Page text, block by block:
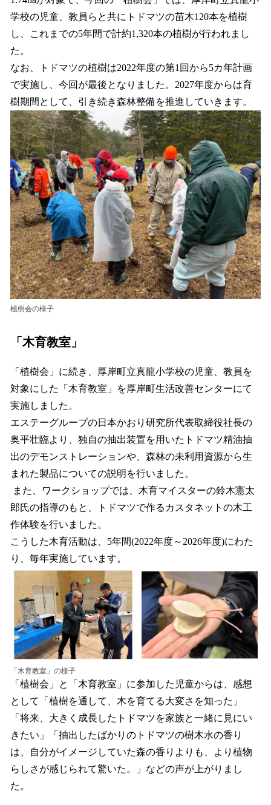
学校の児童、教員らと共にトドマツの苗木120本を植樹
し、これまでの5年間で計約1,320本の植樹が行われまし
た。
なお、トドマツの植樹は2022年度の第1回から5カ年計画
で実施し、今回が最後となりました。2027年度からは育
樹期間として、引き続き森林整備を推進していきます。
植樹会の様子
「木育教室」
「植樹会」に続き、厚岸町立真龍小学校の児童、教員を
対象にした「木育教室」を厚岸町生活改善センターにて
実施しました。
エステーグループの日本かおり研究所代表取締役社長の
奥平壮臨より、独自の抽出装置を用いたトドマツ精油抽
出のデモンストレーションや、森林の未利用資源から生
まれた製品についての説明を行いました。
また、ワークショップでは、木育マイスターの鈴木憲太
郎氏の指導のもと、トドマツで作るカスタネットの木工
作体験を行いました。
こうした木育活動は、5年間(2022年度～2026年度)にわた
り、毎年実施しています。
「木育教室」の様子
「植樹会」と「木育教室」に参加した児童からは、感想
として「植樹を通して、木を育てる大変さを知った」
「将来、大きく成長したトドマツを家族と一緒に見にい
きたい」「抽出したばかりのトドマツの樹木水の香り
は、自分がイメージしていた森の香りよりも、より植物
らしさが感じられて驚いた。」などの声が上がりまし
た。